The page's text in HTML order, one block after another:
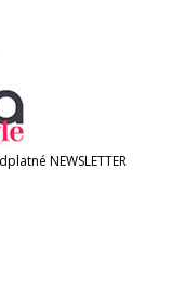
NEWSLETTER